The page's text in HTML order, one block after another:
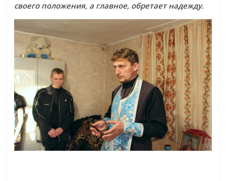
своего положения, а главное, обретает надежду.